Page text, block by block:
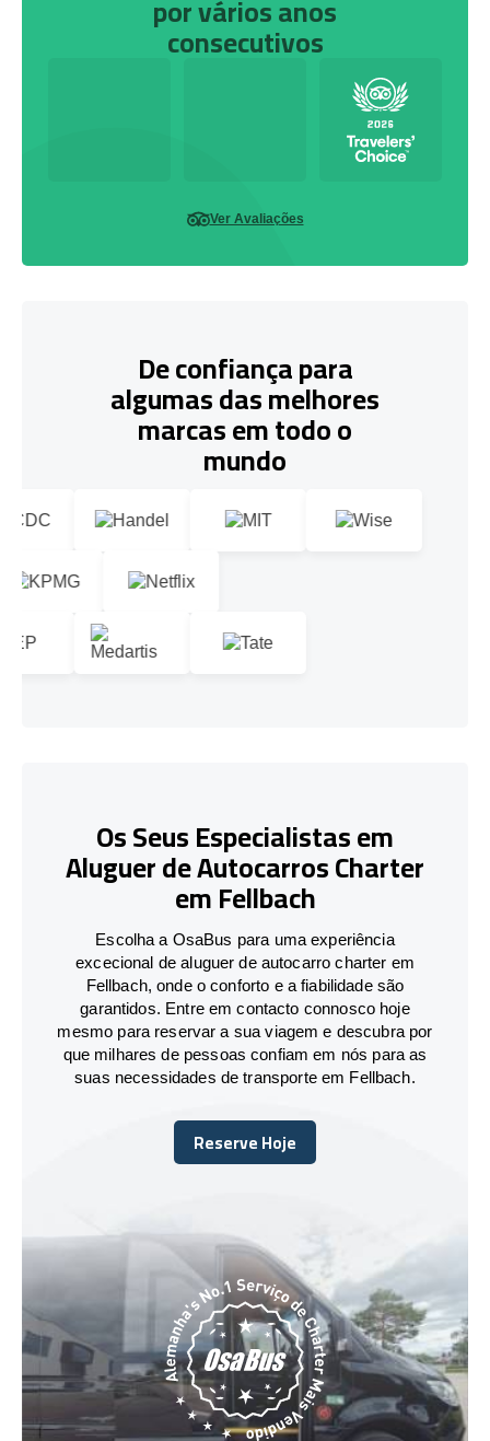
por vários anos
consecutivos
Ver Avaliações
De confiança para
algumas das melhores
marcas em todo o
mundo
Os Seus Especialistas em
Aluguer de Autocarros Charter
em Fellbach
Escolha a OsaBus para uma experiência
excecional de aluguer de autocarro charter em
Fellbach, onde o conforto e a fiabilidade são
garantidos. Entre em contacto connosco hoje
mesmo para reservar a sua viagem e descubra por
que milhares de pessoas confiam em nós para as
suas necessidades de transporte em Fellbach.
Reserve Hoje
Reserve Hoje